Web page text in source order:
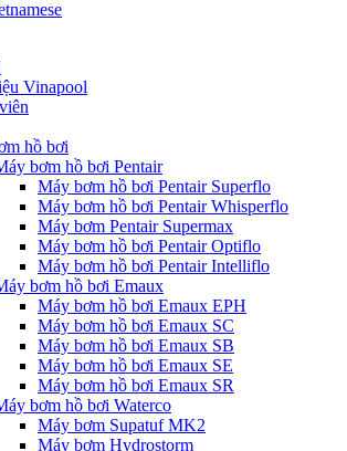
Vinapool
hồ bơi
bơm hồ bơi Pentair
Máy bơm hồ bơi Pentair Superflo
Máy bơm hồ bơi Pentair Whisperflo
Máy bơm Pentair Supermax
Máy bơm hồ bơi Pentair Optiflo
Máy bơm hồ bơi Pentair Intelliflo
bơm hồ bơi Emaux
Máy bơm hồ bơi Emaux EPH
Máy bơm hồ bơi Emaux SC
Máy bơm hồ bơi Emaux SB
Máy bơm hồ bơi Emaux SE
Máy bơm hồ bơi Emaux SR
bơm hồ bơi Waterco
Máy bơm Supatuf MK2
Máy bơm Hydrostorm